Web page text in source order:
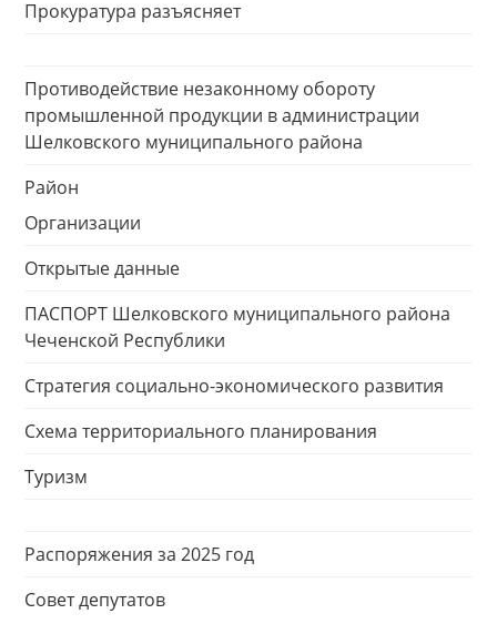
Прокуратура разъясняет
Противодействие незаконному обороту
промышленной продукции в администрации
Шелковского муниципального района
Район
Организации
Открытые данные
ПАСПОРТ Шелковского муниципального района
Чеченской Республики
Стратегия социально-экономического развития
Схема территориального планирования
Туризм
Распоряжения за 2025 год
Совет депутатов